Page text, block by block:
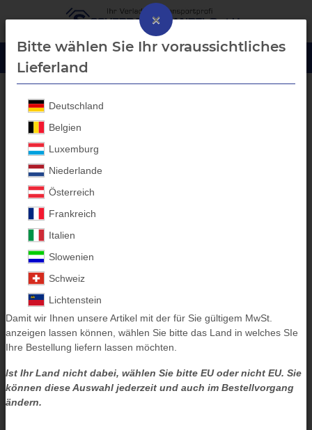
GIASCO S3 Sicherheitsschuhe
×
Bitte wählen Sie Ihr voraussichtliches
Lieferland
Deutschland
Belgien
Luxemburg
Niederlande
Österreich
Frankreich
Italien
Slowenien
Schweiz
Lichtenstein
Damit wir Ihnen unsere Artikel mit der für Sie gültigem MwSt.
anzeigen lassen können, wählen Sie bitte das Land in welches SIe
Ihre Bestellung liefern lassen möchten.
Ist Ihr Land nicht dabei, wählen Sie bitte EU oder nicht EU. Sie
können diese Auswahl jederzeit und auch im Bestellvorgang
ändern.